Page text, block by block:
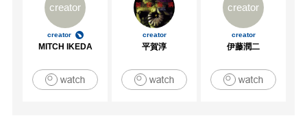
creator
creator
MITCH IKEDA
creator
平賀淳
creator
creator
伊藤潤二